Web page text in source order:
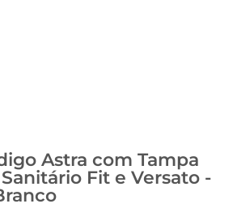
Astra com Tampa
Fit e Versato -